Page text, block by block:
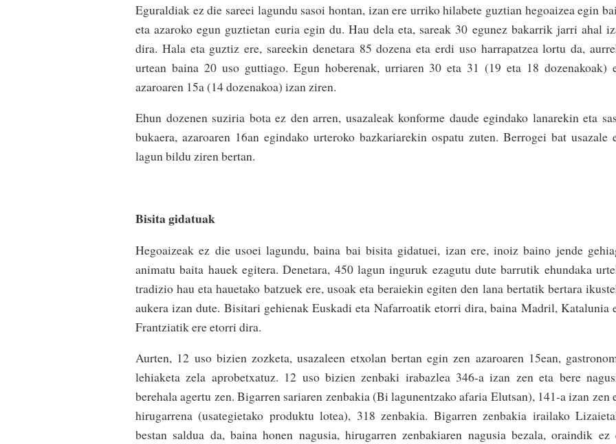
Eguraldiak ez die sareei lagundu sasoi hontan, izan ere urriko hilabete guztian hegoaizea egin
eta azaroko egun guztietan euria egin du. Hau dela eta, sareak 30 egunez bakarrik jarri ahal
dira. Hala eta guztiz ere, sareekin denetara 85 dozena eta erdi uso harrapatzea lortu da,
urtean baina 20 uso guttiago. Egun hoberenak, urriaren 30 eta 31 (19 eta 18 dozenakoak)
azaroaren 15a (14 dozenakoa) izan ziren.
Ehun dozenen suziria bota ez den arren, usazaleak konforme daude egindako lanarekin eta
bukaera, azaroaren 16an egindako urteroko bazkariarekin ospatu zuten. Berrogei bat usazale
lagun bildu ziren bertan.
Bisita gidatuak
Hegoaizeak ez die usoei lagundu, baina bai bisita gidatuei, izan ere, inoiz baino jende
animatu baita hauek egitera. Denetara, 450 lagun inguruk ezagutu dute barrutik ehundaka
tradizio hau eta hauetako batzuek ere, usoak eta beraiekin egiten den lana bertatik bertara
aukera izan dute. Bisitari gehienak Euskadi eta Nafarroatik etorri dira, baina Madril, Katalunia
Frantziatik ere etorri dira.
Aurten, 12 uso bizien zozketa, usazaleen etxolan bertan egin zen azaroaren 15ean,
lehiaketa zela aprobetxatuz. 12 uso bizien zenbaki irabazlea 346-a izan zen eta bere
berehala agertu zen. Bigarren sariaren zenbakia (Bi lagunentzako afaria Elutsan), 141-a izan zen
hirugarrena (usategietako produktu lotea), 318 zenbakia. Bigarren zenbakia irailako
bestan saldua da, baina honen nagusia, hirugarren zenbakiaren nagusia bezala, oraindik ez